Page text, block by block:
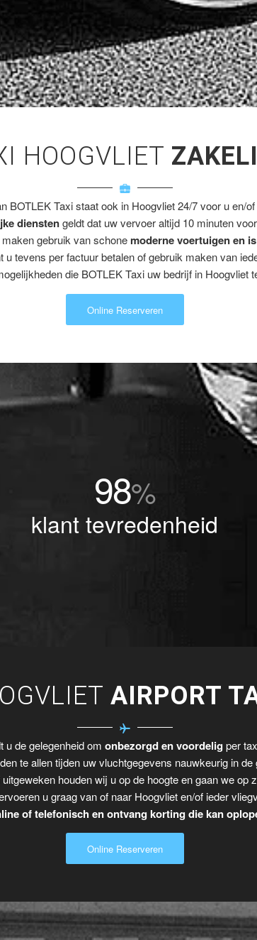
HOOGVLIET
BOTLEK Taxi staat ook in Hoogvliet 24/7 voor u en/
dienstengeldt dat uw vervoer altijd 10 minuten
gebruik van schone moderne voertuigen en
u tevens per factuur betalen of gebruik maken van
die BOTLEK Taxi uw bedrijf in Hoogvliet
Online Reserveren
98%
klant tevredenheid
AIRPORT
u de gelegenheid om onbezorgd en voordelig per
te allen tijden uw vluchtgegevens nauwkeurig in de
houden wij u op de hoogte en gaan we op
u graag van of naar Hoogvliet en/of ieder
of telefonisch en ontvang korting die kan
Online Reserveren